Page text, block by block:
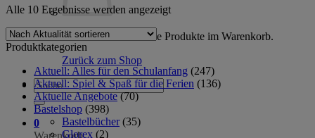
Es befinden sich keine Produkte im Warenkorb.
Zurück zum Shop
Suche
nach:
0
Warenkorb
Alle 10 Ergebnisse werden angezeigtNach
sortiert
Produktkategorien
Aktuell: Alles für den Schulanfang (247)
Aktuell: Spiel & Spaß für die Ferien (136)
Aktuelle Angebote (70)
Bastelshop (398)
Bastelbücher (35)
Glorex (2)